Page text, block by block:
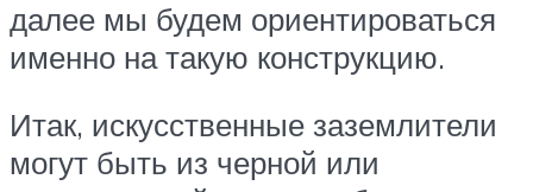
далее мы будем ориентироваться
именно на такую конструкцию.
Итак, искусственные заземлители
могут быть из черной или